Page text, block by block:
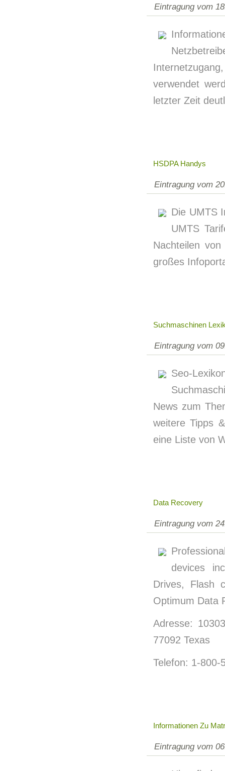
Eintragung vom
verwendet
letzter Zeit
HSDPA Handys
Eintragung vom
Die UMTS
UMTS
Nachteilen
großes
Suchmaschinen
Eintragung vom
Seo-
News zum
weitere Tipps
eine Liste von
Data Recovery
Eintragung vom
devices
Drives, Flash
Optimum Data
Adresse:
77092 Texas
Telefon: 1-800-
Informationen Zu
Eintragung vom